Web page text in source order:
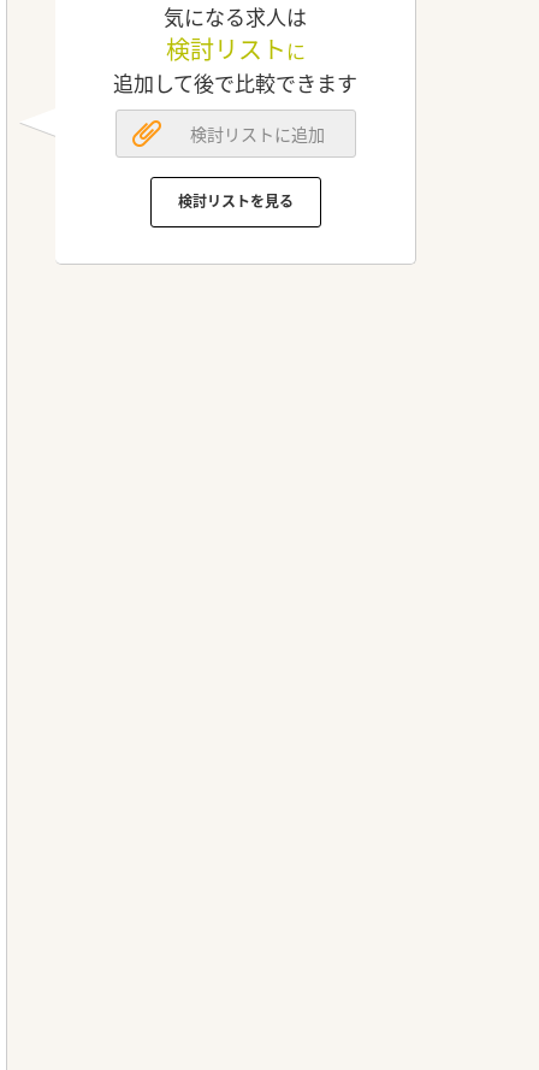
気になる求人は
検討リスト に
追加して後で比較できます
検討リストに追加
検討リストを見る